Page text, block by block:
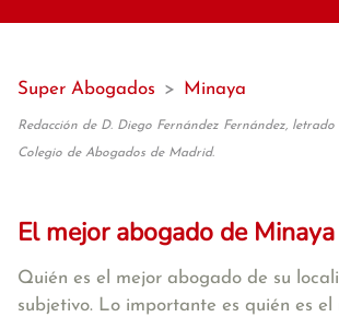
Super Abogados > Minaya
Redacción de D. Diego Fernández Fernández, letrado
Colegio de Abogados de Madrid.
El mejor abogado de Minaya
Quién es el mejor abogado de su
subjetivo. Lo importante es quién es